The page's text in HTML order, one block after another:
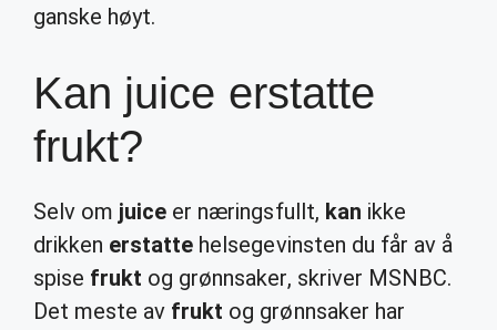
ganske høyt.
Kan juice erstatte
frukt?
Selv om juice er næringsfullt, kan ikke
drikken erstatte helsegevinsten du får av å
spise frukt og grønnsaker, skriver MSNBC.
Det meste av frukt og grønnsaker har